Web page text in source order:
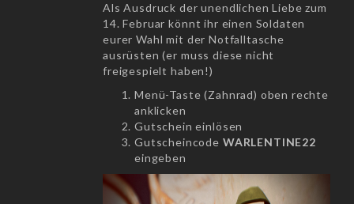
Als Ausdruck der unendlichen Liebe zum
14. Februar könnt ihr einen Soldaten
eurer Wahl mit der Notfalltasche
ausrüsten (er muss diese nicht
freigespielt haben!)
Menü-Taste (Zahnrad) oben rechte
anklicken
Gutschein einlösen
Gutscheincode WARLENTINE22
eingeben